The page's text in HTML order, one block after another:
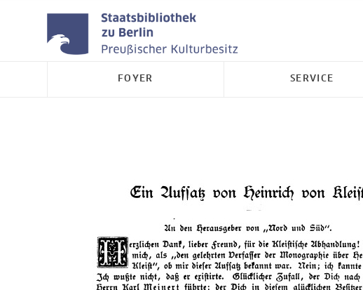
FOYER SERVICE